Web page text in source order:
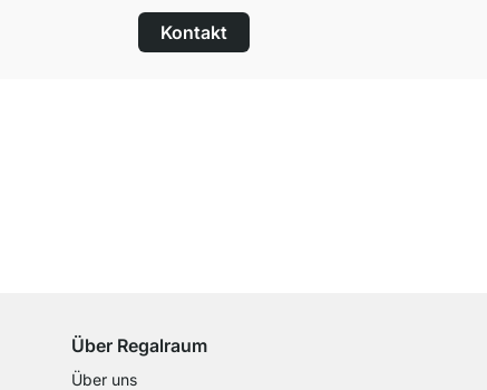
Kontakt
Über Regalraum
Über uns